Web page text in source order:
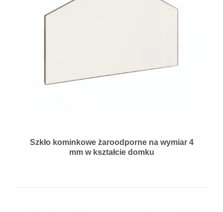
Szkło kominkowe żaroodporne na wymiar 4
mm w kształcie domku